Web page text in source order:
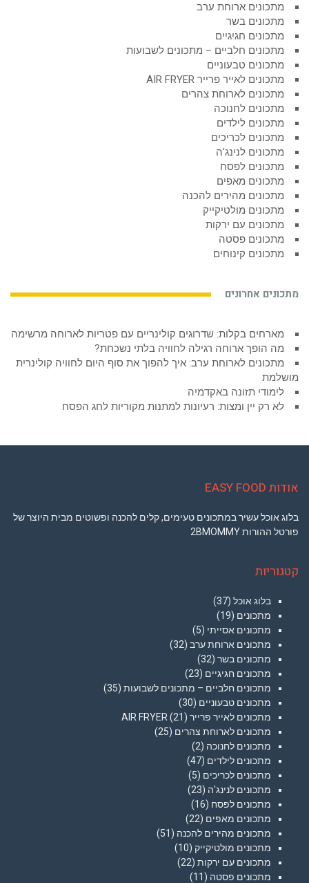
מתכונים ארוחת ערב
מתכונים בשר
מתכונים חגיגיים
מתכונים חלביים – מתכונים לשבועות
מתכונים טבעוניים
מתכונים לאייר פרייר AIR FRYER
מתכונים לארוחת צהרים
מתכונים לחנוכה
מתכונים לילדים
מתכונים לכריכים
מתכונים לנינג'ה
מתכונים לפסח
מתכונים מאפים
מתכונים מהירים להכנה
מתכונים מולטיקייק
מתכונים עם ירקות
מתכונים פסטה
מתכונים קינוחים
מתכונים אחרונים
מארחים בקלות: שדרוגים קולינריים עם פטריות לארוחה מרשימה
מה הופך ארוחה רגילה לחוויה בלתי נשכחת?
מתכונים לארוחת ערב: איך להפוך את סוף היום לחוויה קולינרית
מושלמת
לימודי תזונה באקדמיה
לא רק יין ומצות: רעיונות למתנות מקוריות לחג הפסח
אודות EASY FOOD
בלוג אוכל עשיר במתכונים טעימים, קלים להכנה ופשוטים מבית היוצר של
פורטל ההורות 2BMOMMY
קטגוריות
בלוג אוכל (37)
מתכונים (19)
מתכונים אסייתי (5)
מתכונים ארוחת ערב (32)
מתכונים בשר (32)
מתכונים חגיגיים (23)
מתכונים חלביים – מתכונים לשבועות (35)
מתכונים טבעוניים (30)
מתכונים לאייר פרייר AIR FRYER (21)
מתכונים לארוחת צהרים (25)
מתכונים לחנוכה (2)
מתכונים לילדים (47)
מתכונים לכריכים (5)
מתכונים לנינג'ה (23)
מתכונים לפסח (16)
מתכונים מאפים (22)
מתכונים מהירים להכנה (51)
מתכונים מולטיקייק (10)
מתכונים עם ירקות (22)
מתכונים פסטה (11)